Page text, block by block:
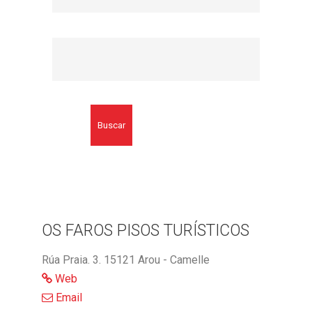
Buscar
OS FAROS PISOS TURÍSTICOS
Rúa Praia. 3. 15121 Arou - Camelle
Web
Email